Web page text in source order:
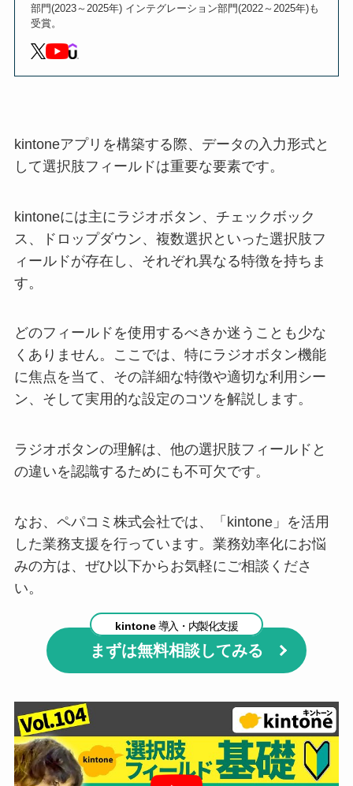
部門(2023～2025年) インテグレーション部門(2022～2025年)も
受賞。
kintoneアプリを構築する際、データの入力形式と
して選択肢フィールドは重要な要素です。
kintoneには主にラジオボタン、チェックボック
ス、ドロップダウン、複数選択といった選択肢フ
ィールドが存在し、それぞれ異なる特徴を持ちま
す。
どのフィールドを使用するべきか迷うことも少な
くありません。ここでは、特にラジオボタン機能
に焦点を当て、その詳細な特徴や適切な利用シー
ン、そして実用的な設定のコツを解説します。
ラジオボタンの理解は、他の選択肢フィールドと
の違いを認識するためにも不可欠です。
なお、ペパコミ株式会社では、「kintone」を活用
した業務支援を行っています。業務効率化にお悩
みの方は、ぜひ以下からお気軽にご相談くださ
い。
kintone導入・内製化支援
まずは無料相談してみる